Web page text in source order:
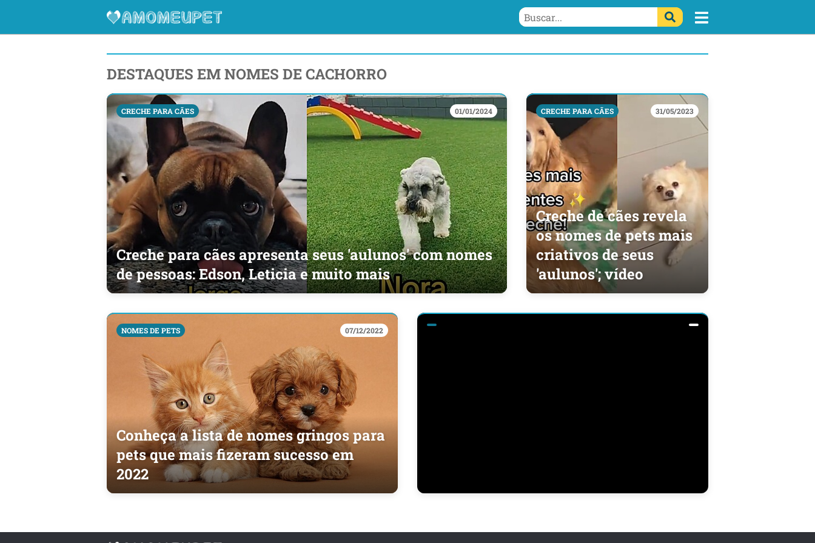
DESTAQUES EM NOMES DE CACHORRO
CRECHE PARA CÃES 01/01/2024
Creche para cães apresenta seus 'aulunos' com nomes
de pessoas: Edson, Leticia e muito mais
CRECHE PARA CÃES 31/05/2023
Creche de cães revela
os nomes de pets mais
criativos de seus
'aulunos'; vídeo
NOMES DE PETS 07/12/2022
Conheça a lista de nomes gringos para
pets que mais fizeram sucesso em
2022